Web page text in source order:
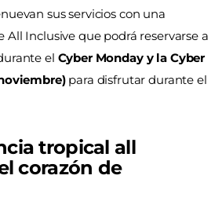
sus servicios con una
All Inclusive que podrá reservarse a
el Cyber Monday y la Cyber
para disfrutar durante el
tropical all
corazón de